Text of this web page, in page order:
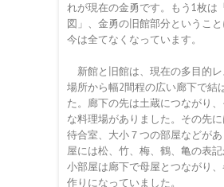
れが現在の金勇です。もう1枚は
図」、金勇の旧館部分ということ
今は全てなくなっています。
新館と旧館は、現在の多目的
場所から幅2間程の広い廊下で結
た。廊下の先は土蔵につながり
な料理場がありました。その先
待合室、大小７つの部屋などが
屋には松、竹、梅、鶴、亀の表記
小部屋は廊下で母屋とつながり
作りになっていました。